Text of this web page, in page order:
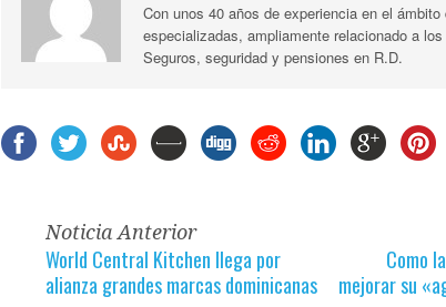
Con unos 40 años de experiencia en el
especializadas, ampliamente relacionado a
Seguros, seguridad y pensiones en R.D.
Noticia Anterior
World Central Kitchen llega por
alianza grandes marcas dominicanas
Como
mejorar su